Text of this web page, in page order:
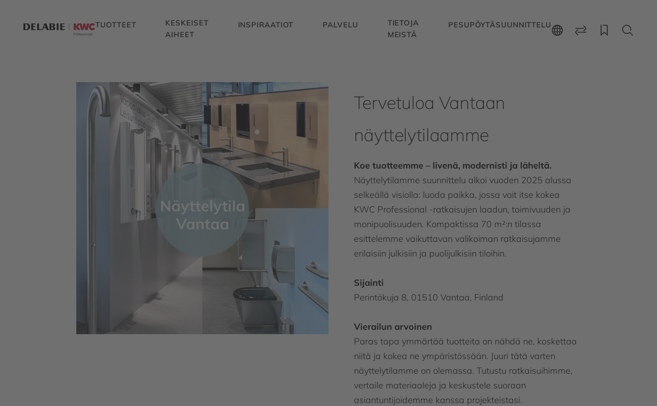
TUOTTEET
KESKEISET
AIHEET
INSPIRAATIOT PALVELU
TIETOJA
MEISTÄ
PESUPÖYTÄSUUNNITTELU
Tervetuloa Vantaan
näyttelytilaamme
Koe tuotteemme – livenä, modernisti ja läheltä.
Näyttelytilamme suunnittelu alkoi vuoden 2025 alussa
selkeällä visiolla: luoda paikka, jossa voit itse kokea
KWC Professional -ratkaisujen laadun, toimivuuden ja
monipuolisuuden. Kompaktissa 70 m²:n tilassa
esittelemme vaikuttavan valikoiman ratkaisujamme
erilaisiin julkisiin ja puolijulkisiin tiloihin.
Sijainti
Perintökuja 8, 01510 Vantaa, Finland
Vierailun arvoinen
Paras tapa ymmärtää tuotteita on nähdä ne, koskettaa
niitä ja kokea ne ympäristössään. Juuri tätä varten
näyttelytilamme on olemassa. Tutustu ratkaisuihimme,
vertaile materiaaleja ja keskustele suoraan
asiantuntijoidemme kanssa projekteistasi.